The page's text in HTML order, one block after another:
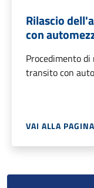
Rilascio
con
Procedimento
transito con
VAI ALLA PAGINA